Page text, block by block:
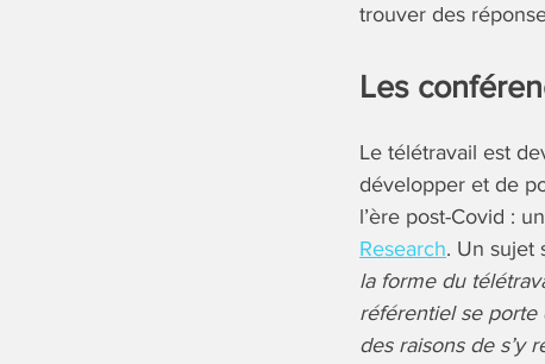
trouver des
Les
Le télétravail est
développer et de
l’ère post-Covid :
Research. Un sujet
la forme du
référentiel se porte
des raisons de s’y